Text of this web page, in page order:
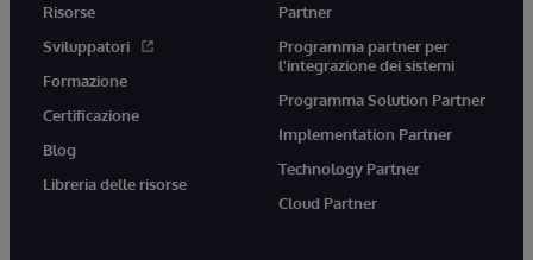
Risorse
Sviluppatori
Formazione
Certificazione
Blog
Libreria delle risorse
Partner
Programma partner per
l'integrazione dei sistemi
Programma Solution Partner
Implementation Partner
Technology Partner
Cloud Partner